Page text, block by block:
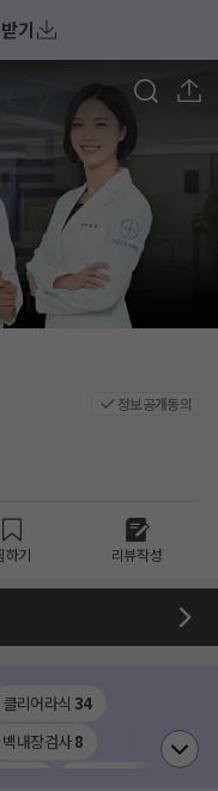
기
정보공개동의
하기 리뷰작성
클리어라식 34
백내장검사8
| 모두닥